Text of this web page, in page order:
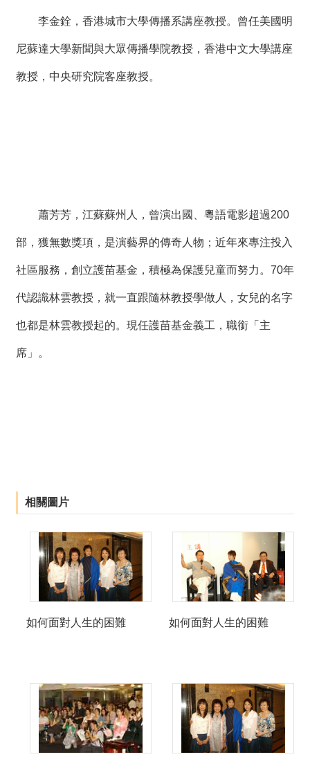
李金銓，香港城市大學傳播系講座教授。曾任美國明
尼蘇達大學新聞與大眾傳播學院教授，香港中文大學講座
教授，中央研究院客座教授。
蕭芳芳，江蘇蘇州人，曾演出國、粵語電影超過200
部，獲無數獎項，是演藝界的傳奇人物；近年來專注投入
社區服務，創立護苗基金，積極為保護兒童而努力。70年
代認識林雲教授，就一直跟隨林教授學做人，女兒的名字
也都是林雲教授起的。現任護苗基金義工，職銜「主
席」。
相關圖片
如何面對人生的困難 如何面對人生的困難